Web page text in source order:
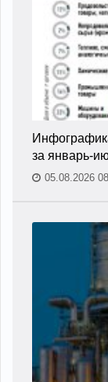
за январь-
05.08.2026